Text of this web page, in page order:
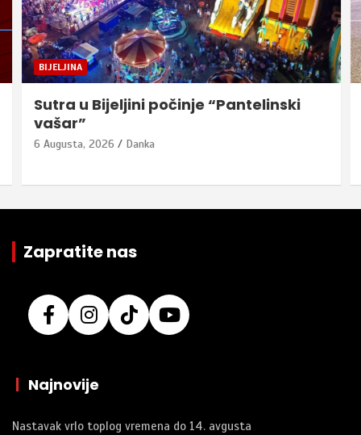
BIJELJINA
Sutra u Bijeljini počinje “Pantelinski
vašar”
6 Augusta, 2026 Danka
Zapratite nas
| Najnovije
Nastavak vrlo toplog vremena do 14. avgusta